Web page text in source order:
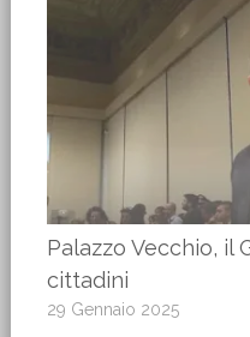
Palazzo Vecchio, il
cittadini
29 Gennaio 2025